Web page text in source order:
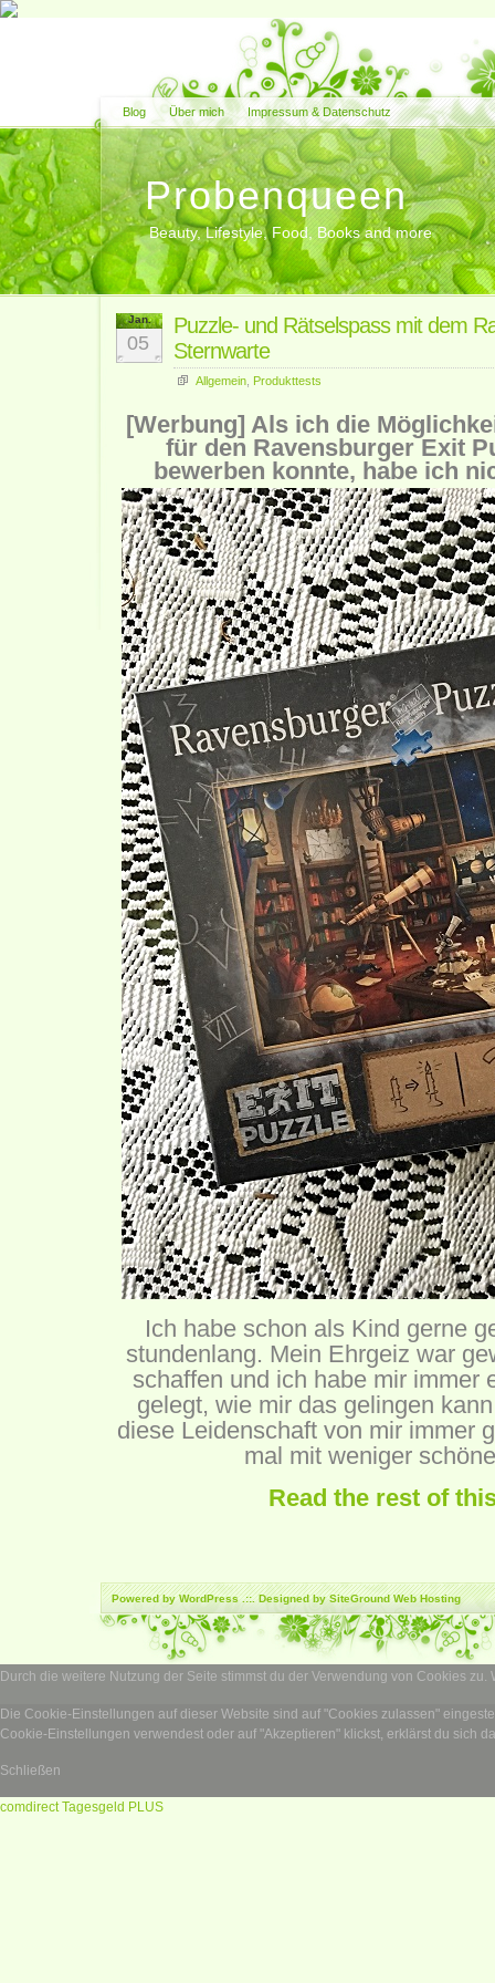
Blog Über mich Impressum & Datenschutz
Probenqueen
Beauty, Lifestyle, Food, Books and more
Jan.
05
Puzzle- und Rätselspass mit dem
Sternwarte
Allgemein Produkttests
[Werbung] Als ich die
für den Ravensburger Exit
bewerben konnte, habe ich
Ich habe schon als Kind gerne
stundenlang. Mein Ehrgeiz war
schaffen und ich habe mir immer
gelegt, wie mir das gelingen
diese Leidenschaft von mir immer
mal mit weniger
Read the rest of
Powered byWordPress.::. Designed by SiteGroundWeb Hosting
Durch die weitere Nutzung der Seite stimmst du der Verwendung von Cookies zu.
Die Cookie-Einstellungen auf dieser Website sind auf "Cookies zulassen"
Cookie-Einstellungen verwendest oder auf "Akzeptieren" klickst, erklärst du sich
Schließen
comdirect Tagesgeld PLUS